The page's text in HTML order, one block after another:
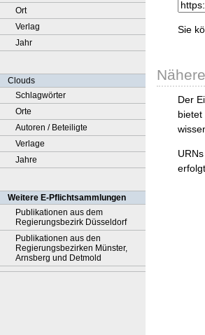
Ort
Verlag
Jahr
Clouds
Schlagwörter
Orte
Autoren / Beteiligte
Verlage
Jahre
Weitere E-Pflichtsammlungen
Publikationen aus dem
Regierungsbezirk Düsseldorf
Publikationen aus den
Regierungsbezirken Münster,
Arnsberg und Detmold
Sie
Der
bietet